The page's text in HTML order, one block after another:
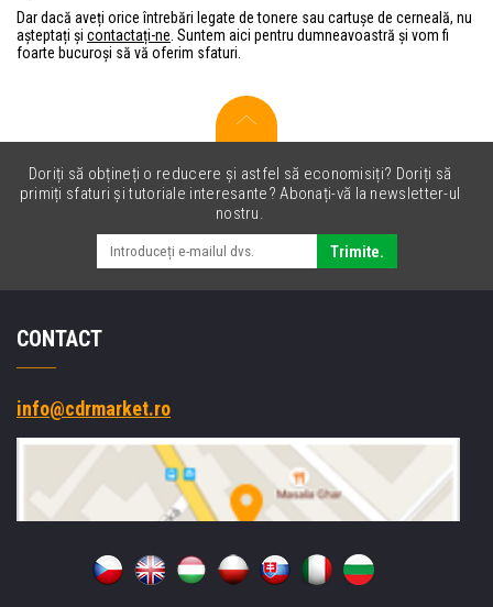
Dar dacă aveți orice întrebări legate de tonere sau cartușe de cerneală, nu
așteptați și contactați-ne . Suntem aici pentru dumneavoastră și vom fi
foarte bucuroși să vă oferim sfaturi.
Doriți să obțineți o reducere și astfel să economisiți? Doriți să
primiți sfaturi și tutoriale interesante? Abonați-vă la newsletter-ul
nostru.
Trimite.
CONTACT
info@cdrmarket.ro